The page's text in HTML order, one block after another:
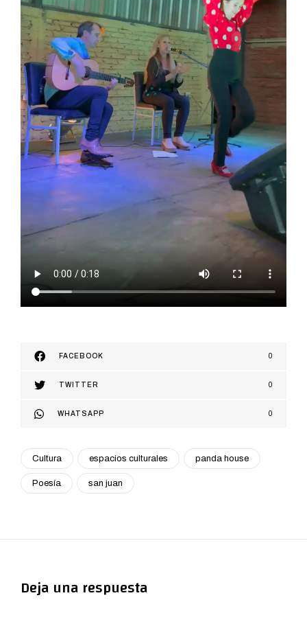
FACEBOOK 0
TWITTER 0
WHATSAPP 0
Cultura espacios culturales panda house
Poesía san juan
Deja una respuesta